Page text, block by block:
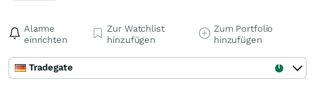
Alarme
einrichten
Zur Watchlist
hinzufügen
Zum Portfolio
hinzufügen
Tradegate